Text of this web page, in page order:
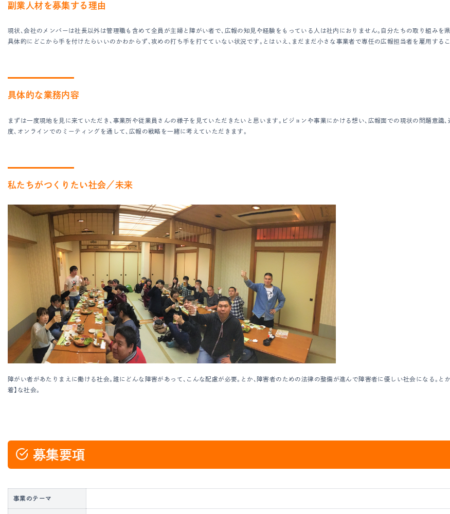
副業人材を募集する理由
現状、会社のメンバーは社長以外は管理職も含めて全員が主婦と障がい者で、広報の知見や経験をもっている人は社内におりません。自分たちの取り組みを
具体的にどこから手を付けたらいいのかわからず、攻めの打ち手を打てていない状況です。とはいえ、まだまだ小さな事業者で専任の広報担当者を雇用する
具体的な業務内容
まずは一度現地を見に来ていただき、事業所や従業員さんの様子を見ていただきたいと思います。ビジョンや事業にかける想い、広報面での現状の問題意識
度、オンラインでのミーティングを通して、広報の戦略を一緒に考えていただきます。
私たちがつくりたい社会／未来
障がい者があたりまえに働ける社会。誰にどんな障害があって、こんな配慮が必要。とか、障害者のための法律の整備が進んで障害者に優しい社会になる。とか
着】な社会。
募集要項
事業のテーマ